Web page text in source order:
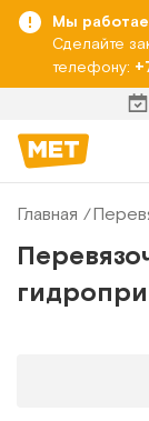
Мы
Сделайте
телефону:
Главная